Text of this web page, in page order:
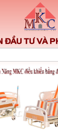
ĐẦU TƯ VÀ